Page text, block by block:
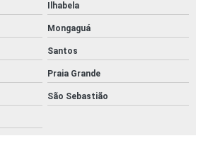
Ilhabela
Mongaguá
Santos
Praia Grande
São Sebastião